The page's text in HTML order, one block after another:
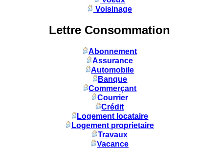
Voisinage
Lettre Consommation
Abonnement
Assurance
Automobile
Banque
Commerçant
Courrier
Crédit
Logement locataire
Logement proprietaire
Travaux
Vacance